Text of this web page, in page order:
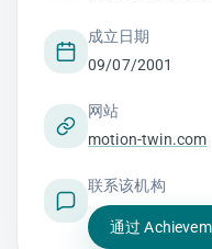
成立日期
09/07/2001
网站
motion-twin.com
联系该机构
通过